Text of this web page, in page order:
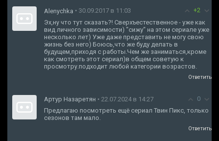
+2
Alenychka • 30.09.2017 в 11:03
Эх,ну что тут сказать?! Сверхъестественное - уже как
вид личного зависимости) "сижу" на этом сериале уже
несколько лет) Уже даже представить не могу свою
жизнь без него) Боюсь,что же буду делать в
будущем,приходя с работы.Чем же заниматься,кроме
как смотреть этот сериал)в общем советую к
просмотру.подходит любой категории возрастов.
Ответить
0
Артур Назаретян • 22.07.2024 в 14:27
Предлагаю посмотреть ещё сериал Твин Пикс, только
сезонов там мало.
Ответить